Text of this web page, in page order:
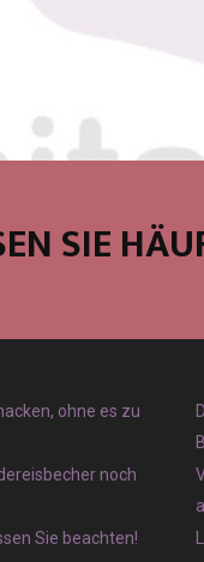
SIE
ohne es zu
noch
Sie beachten!